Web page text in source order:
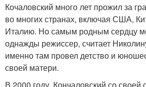
Кочаловский много лет прожил за
во многих странах, включая США,
Италию. Но самым родным сердцу
однажды режиссер, считает
именно там провел детство и
своей матери.
В 2000 году, Кончаловский со